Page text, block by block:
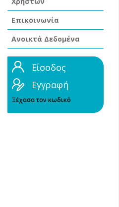
Επικοινωνία
Ανοικτά Δεδομένα
Είσοδος
Εγγραφή
Ξέχασα τον κωδικό